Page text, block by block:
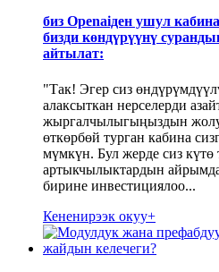
биз Openaiден ушул
бизди көндүрүүнү
айтылат:
"Так! Эгер сиз
алаксыткан нерселерди
жыргалчылыгыңыздын
өткөрбөй турган кабина
мүмкүн. Бул жерде сиз күтө
артыкчылыктардын
бирине инвестициялоо...
Кененирээк окуу+